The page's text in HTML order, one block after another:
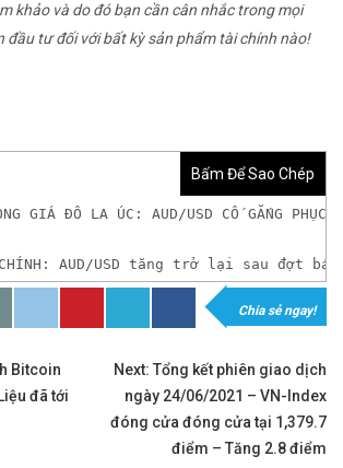
khảo và do đó bạn cần cân nhắc trong mọi
đầu tư đối với bất kỳ sản phẩm tài chính nào!
Bấm Để Sao Chép
GIÁ ĐÔ LA ÚC: AUD/USD CỐ GẮNG PHỤC
CHÍNH: AUD/USD tăng trở lại sau
https://chungkhoanforex.com/
𝐥ắ𝐧𝐠 𝐤𝐡𝐢 𝐭𝐡𝐚𝐦 𝐠𝐢𝐚 𝐭𝐡ị 𝐭𝐫ườ𝐧𝐠 𝐭à𝐢 𝐜𝐡í𝐧𝐡
𝘵𝘳ê𝘯 𝘴à𝘯 𝘌𝘹𝘯𝘦𝘴𝘴 𝘜𝘺 𝘛í𝘯 𝘷à 𝘱𝘩ù
Chia sẻ ngay!
Bitcoin
đã tới
Next: Tổng kết phiên giao dịch
ngày 24/06/2021 – VN-Index
đóng cửa đóng cửa tại 1,379.7
điểm – Tăng 2.8 điểm